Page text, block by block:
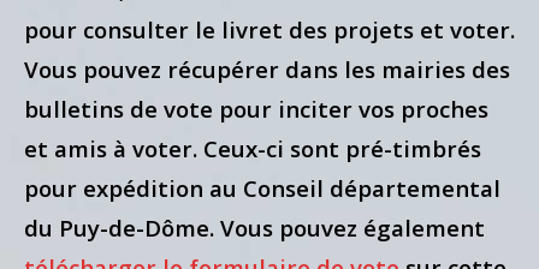
pour consulter le livret des projets et voter.
Vous pouvez récupérer dans les mairies des
bulletins de vote pour inciter vos proches
et amis à voter. Ceux-ci sont pré-timbrés
pour expédition au Conseil départemental
du Puy-de-Dôme. Vous pouvez également